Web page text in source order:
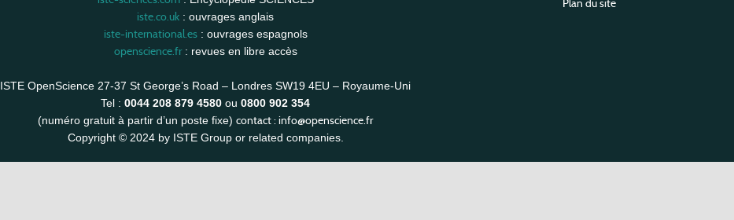
iste.co.uk : ouvrages anglais
iste-international.es: ouvrages espagnols
openscience.fr: revues en libre accès
ISTE OpenScience 27-37 St George’s Road – Londres SW19 4EU – Royaume-Uni
Tel : 0044 208 879 4580 ou 0800 902 354
(numéro gratuit à partir d’un poste fixe) contact : info@openscience.fr
Copyright © 2024 by ISTE Group or related companies.
Plan du site